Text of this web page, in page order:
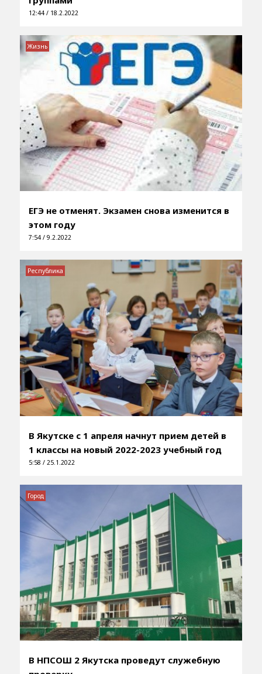
12:44 / 18.2.2022
ЕГЭ не отменят. Экзамен снова изменится в
этом году
7:54 / 9.2.2022
Жизнь
В Якутске с 1 апреля начнут прием детей в
1 классы на новый 2022-2023 учебный год
5:58 / 25.1.2022
Республика
В НПСОШ 2 Якутска проведут служебную
Город